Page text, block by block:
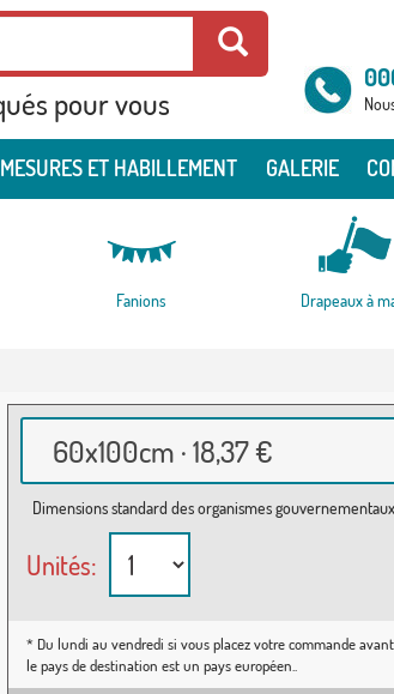
pour vous
MESURES ET HABILLEMENT GALERIE
Fanions Drapeaux à
60x100cm · 18,37 €
Dimensions standard des organismes
Unités:
* Du lundi au vendredi si vous placez votre commande
le pays de destination est un pays européen..